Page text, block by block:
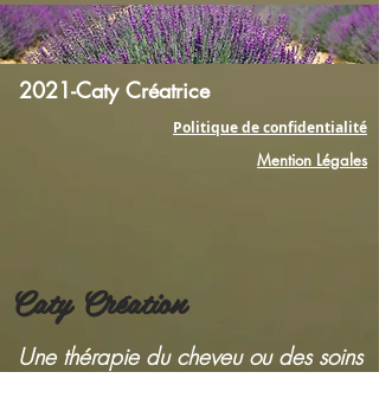
2021-Caty Créatrice
Politique de confidentialité
Mention Légales
Caty Création
Une thérapie du cheveu ou des soins